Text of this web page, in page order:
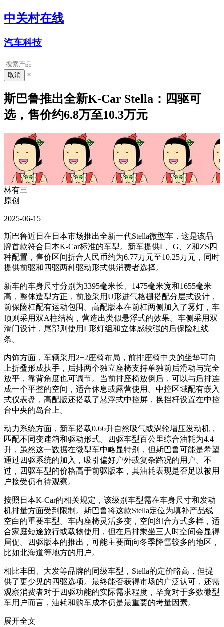
中关村在线
汽车科技
×
斯巴鲁推出全新K-Car Stella：四驱可
选，售价约6.8万至10.3万元
林有三
原创
2025-06-15
斯巴鲁近日在日本市场推出全新一代Stella微型车，这是该品
牌首款符合日本K-Car标准的车型。新车提供L、G、Z和ZS四
种配置，售价区间折合人民币约为6.77万元至10.25万元，同时
提供前驱和四驱两种驱动形式供消费者选择。
新车的车身尺寸分别为3395毫米长、1475毫米宽和1655毫米
高，整体造型方正，前脸采用U形进气格栅搭配分层式设计，
前保险杠配有运动包围。高配版本在前杠两侧加入了雾灯，车
顶则采用双A柱结构，营造出类似悬浮式的效果。车侧采用双
滑门设计，尾部则使用L形灯组和立体感较强的后保险杠线
条。
内饰方面，车辆采用2+2座椅布局，前排座椅中央的坐垫可向
上折叠形成扶手，后排两个独立座椅支持单独前后滑动与完全
放平，靠背角度也可调节。当前排座椅放倒后，可以与后排连
成一个平整的空间，适合休息或露营使用。中控区域配有嵌入
式仪表盘，高配版还搭载了悬浮式中控屏，换挡杆设置在中控
台中央的岛台上。
动力系统方面，新车搭载0.66升自然吸气或涡轮增压发动机，
匹配不同变速箱和驱动形式。四驱车型百公里综合油耗为4.4
升，虽然这一数据在微型车中略显特别，但斯巴鲁可能是希望
通过四驱系统的加入，吸引偏好户外或复杂路况的用户。不
过，四驱车型的价格高于前驱版本，其油耗表现是否足以被用
户接受仍有待观察。
按照日本K-Car的相关规定，该级别车型需在车身尺寸和发动
机排量方面受到限制。斯巴鲁将这款Stella定位为填补产品线
空白的重要车型。车内座椅灵活多变，空间组合方式多样，适
合家庭短途旅行或载物使用，但在后排乘坐三人时空间会显得
局促。四驱版本的推出，可能主要面向冬季降雪较多的地区，
比如北海道等地方的用户。
相比丰田、大发等品牌的同级车型，Stella的定价略高，但提
供了更少见的四驱选项。最终能否获得市场的广泛认可，还需
观察消费者对于四驱功能的实际需求程度，毕竟对于多数微型
车用户而言，油耗和购车成本仍是最重要的考量因素。
展开全文